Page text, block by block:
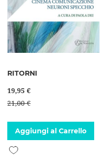
RITORNI
19,95 €
21,00 €
Aggiungi al Carrello
Aggiungi alla lista desideri